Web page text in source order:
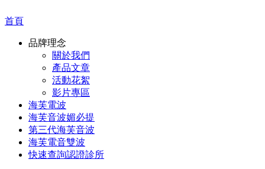
首頁
品牌理念
關於我們
產品文章
活動花絮
影片專區
海芙電波
海芙音波媚必提
第三代海芙音波
海芙電音雙波
快速查詢認證診所